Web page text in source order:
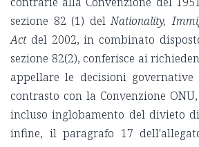
sezione 82 (1) delNationality,
Actdel 2002, in combinato
sezione 82(2), conferisce ai
appellare le decisioni
contrasto con la Convenzione
incluso inglobamento del divieto
infine, il paragrafo 17